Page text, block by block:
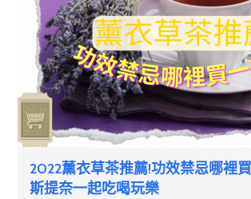
2022薰衣草茶推薦!功效禁忌哪裡
斯提奈一起吃喝玩樂